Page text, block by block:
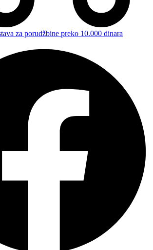
za porudžbine preko 10.000 dinara